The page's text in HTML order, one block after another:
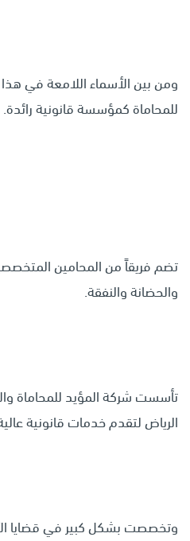
ومن بين الأسماء اللامعة في هذا
للمحاماة كمؤسسة قانونية رائدة.
تضم فريقاً من المحامين
والحضانة والنفقة.
تأسست شركة المؤيد للمحاماة
الرياض لتقدم خدمات قانونية
وتخصصت بشكل كبير في قضايا